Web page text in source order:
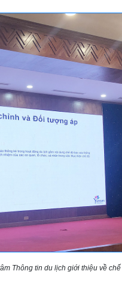
Thông tin du lịch giới thiệu về